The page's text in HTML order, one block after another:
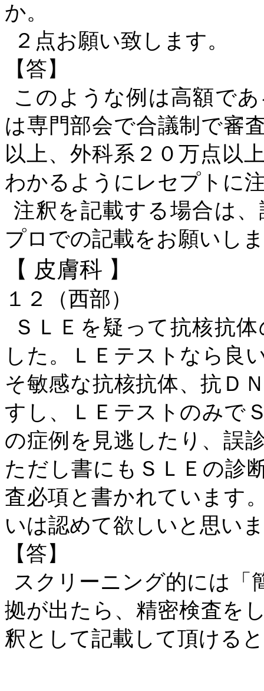
か。
２点お願い致します。
【答】
このような例は高額で
は専門部会で合議制で審
以上、外科系２０万点以
わかるようにレセプトに
注釈を記載する場合は
プロでの記載をお願いし
【 皮膚科 】
１２（西部）
ＳＬＥを疑って抗核抗
した。ＬＥテストなら良
そ敏感な抗核抗体、抗Ｄ
すし、ＬＥテストのみで
の症例を見逃したり、誤
ただし書にもＳＬＥの診
査必項と書かれています
いは認めて欲しいと思い
【答】
スクリーニング的には「
拠が出たら、精密検査を
釈として記載して頂ける